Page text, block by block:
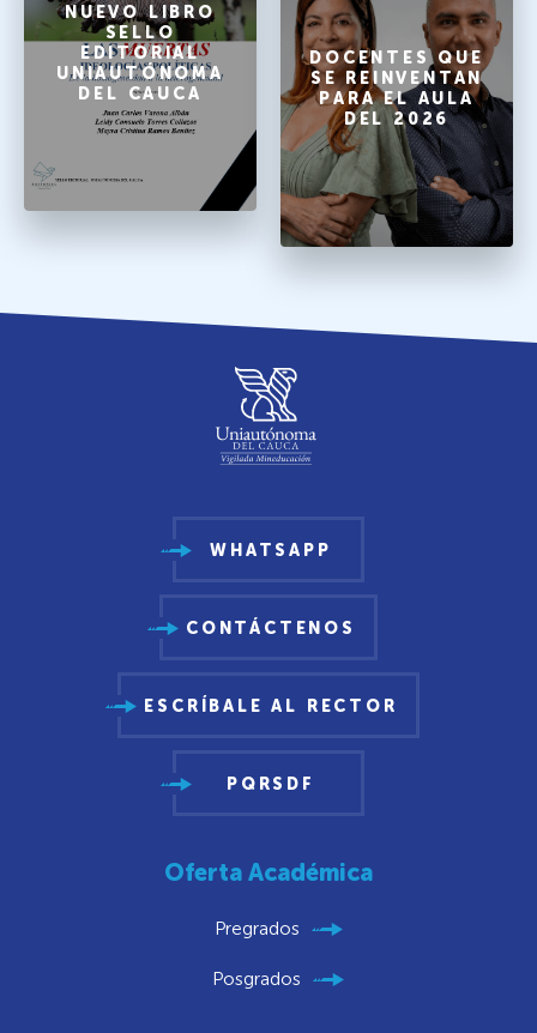
NUEVO LIBRO
SELLO
EDITORIAL
UNIAUTÓNOMA
DEL CAUCA
DOCENTES QUE
SE REINVENTAN
PARA EL AULA
DEL 2026
WHATSAPP
CONTÁCTENOS
ESCRÍBALE AL RECTOR
PQRSDF
Oferta Académica
Pregrados
Posgrados